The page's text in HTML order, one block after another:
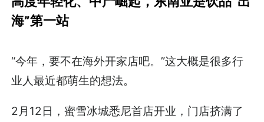
海”第一站
“今年，要不在海外开家店吧。”这大概是很多行
业人最近都萌生的想法。
2月12日，蜜雪冰城悉尼首店开业，门店挤满了